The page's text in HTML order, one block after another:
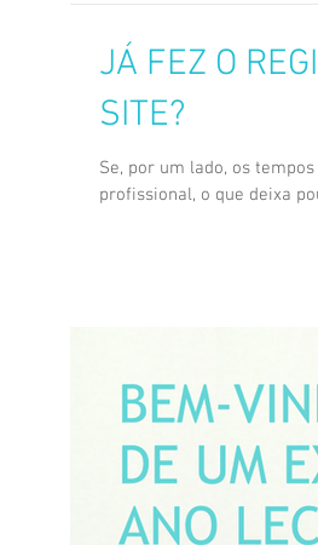
JÁ FEZ O
SITE?
Se, por um lado, os
profissional, o que deixa